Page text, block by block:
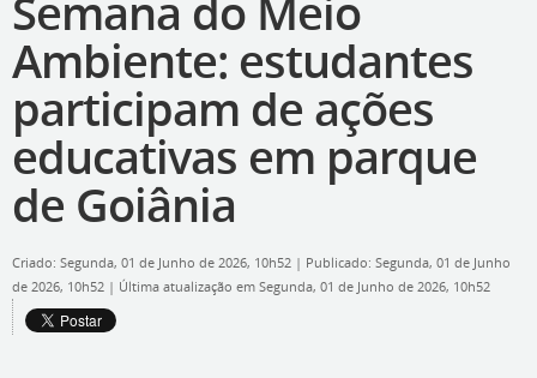
Semana do Meio
Ambiente: estudantes
participam de ações
educativas em parque
de Goiânia
Criado: Segunda, 01 de Junho de 2026, 10h52 | Publicado: Segunda, 01 de Junho
de 2026, 10h52 | Última atualização em Segunda, 01 de Junho de 2026, 10h52